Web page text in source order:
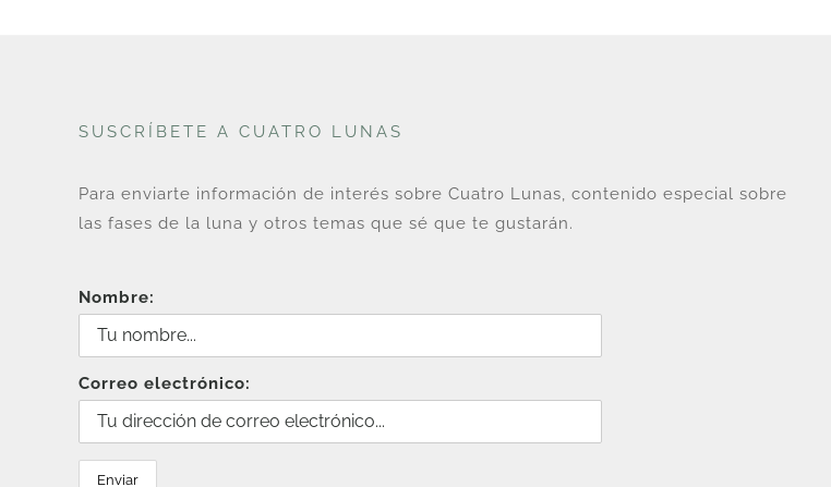
SUSCRÍBETE A CUATRO LUNAS
Para enviarte información de interés sobre Cuatro Lunas, contenido especial sobre
las fases de la luna y otros temas que sé que te gustarán.
Nombre:
Correo electrónico: